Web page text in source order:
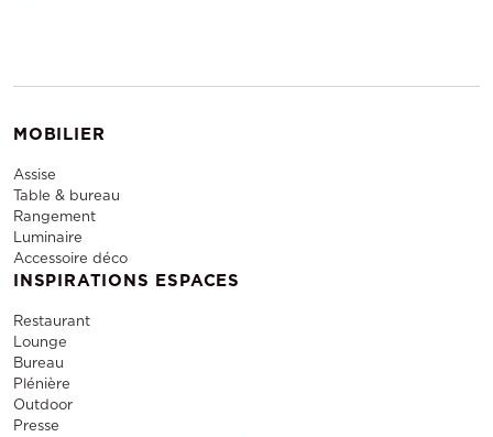
MOBILIER
Assise
Table & bureau
Rangement
Luminaire
Accessoire déco
INSPIRATIONS ESPACES
Restaurant
Lounge
Bureau
Plénière
Outdoor
Presse